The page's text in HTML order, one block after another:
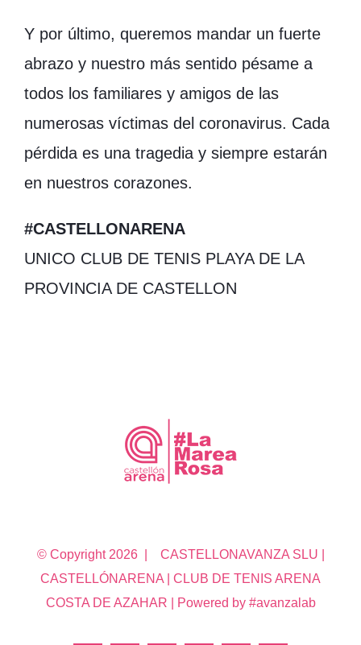
Y por último, queremos mandar un fuerte
abrazo y nuestro más sentido pésame a
todos los familiares y amigos de las
numerosas víctimas del coronavirus. Cada
pérdida es una tragedia y siempre estarán
en nuestros corazones.
#CASTELLONARENA
UNICO CLUB DE TENIS PLAYA DE LA
PROVINCIA DE CASTELLON
© Copyright 2026 | CASTELLONAVANZA SLU |
CASTELLÓNARENA | CLUB DE TENIS ARENA
COSTA DE AZAHAR | Powered by #avanzalab